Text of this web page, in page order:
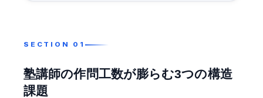
塾講師の作問工数が膨らむ3つの構造
課題